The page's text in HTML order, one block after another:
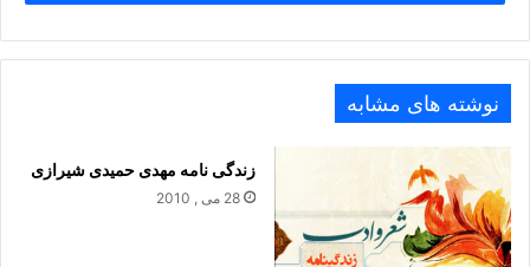
هلا باغبان گل سرخ لاله که شد اشک دیده غذای تو
نوشته های مشابه
زندگی نامه مهدی حمیدی شیرازی
28 می , 2010